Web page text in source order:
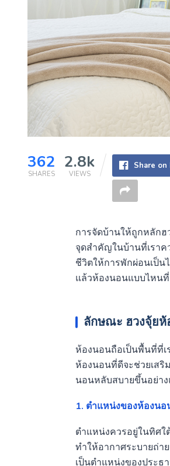
362
SHARES
2.8k
VIEWS
Share on
การจัดบ้านให้ถูกหลักฮ
จุดสำคัญในบ้านที่เราค
ชีวิตให้การพักผ่อนเป็น
แล้วห้องนอนแบบไหน
ลักษณะ ฮวงจุ้ย
ห้องนอนถือเป็นพื้นที่ที่เ
ห้องนอนที่ดีจะช่วยเสริ
นอนหลับสบายขึ้นอย่า
1. ตำแหน่งของห้องนอ
ตำแหน่งควรอยู่ในทิศใ
ทำให้อากาศระบายถ่า
เป็นตำแหน่งของประ